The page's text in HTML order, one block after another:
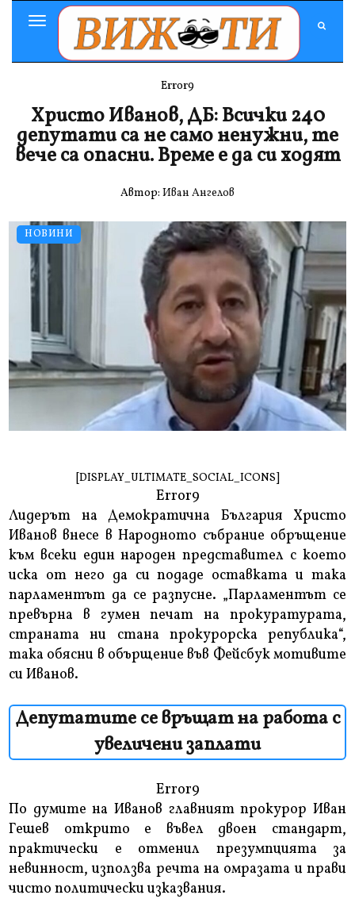
Toggle
Navigation
НОВИНИ
Error9
Христо Иванов, ДБ: Всички 240
депутати са не само ненужни, те
вече са опасни. Време е да си ходят
Автор: Иван Ангелов
[DISPLAY_ULTIMATE_SOCIAL_ICONS]
Error9
Лидерът на Демократична България Христо
Иванов внесе в Народното събрание обръщение
към всеки един народен представител с което
иска от него да си подаде оставката и така
парламентът да се разпусне. „Парламентът се
превърна в гумен печат на прокуратурата,
страната ни стана прокурорска република“,
така обясни в обърщение във Фейсбук мотивите
си Иванов.
Депутатите се връщат на работа с
увеличени заплати
Error9
По думите на Иванов главният прокурор Иван
Гешев открито е въвел двоен стандарт,
практически е отменил презумпцията за
невинност, използва речта на омразата и прави
чисто политически изказвания.